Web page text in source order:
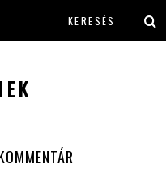
Keresés űrlap